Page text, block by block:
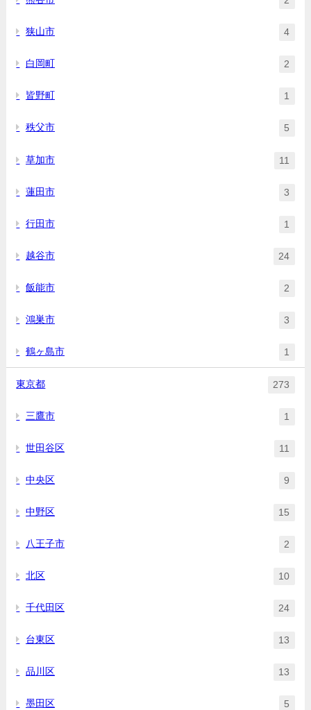
狭山市 4
白岡町 2
皆野町 1
秩父市 5
草加市 11
蓮田市 3
行田市 1
越谷市 24
飯能市 2
鴻巣市 3
鶴ヶ島市 1
東京都 273
三鷹市 1
世田谷区 11
中央区 9
中野区 15
八王子市 2
北区 10
千代田区 24
台東区 13
品川区 13
墨田区 5